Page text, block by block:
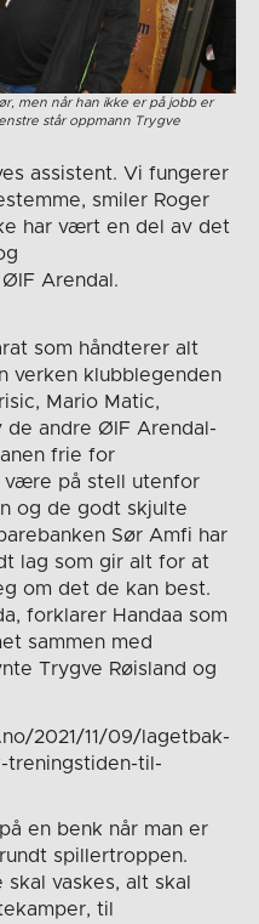
men når han ikke er på jobb er
står oppmann Trygve
assistent. Vi fungerer
smiler Roger
har vært en del av det
Arendal.
som håndterer alt
verken klubblegenden
Mario Matic,
de andre ØIF Arendal-
frie for
være på stell utenfor
og de godt skjulte
Sør Amfi har
lag som gir alt for at
om det de kan best.
forklarer Handaa som
sammen med
Trygve Røisland og
2021/11/09/lagetbak-
treningstiden-til-
en benk når man er
spillertroppen.
vaskes, alt skal
til